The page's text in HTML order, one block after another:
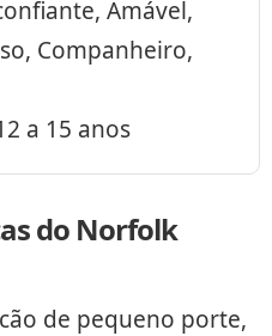
Amável,
Companheiro,
a 15 anos
do Norfolk
de pequeno porte,